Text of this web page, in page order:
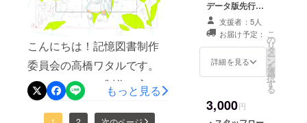
は、たった3人の企画でした
が、気付けばエンディング
ロールには100名以上の方の
お名前を掲載するまでにな
り、多くの方に助けても
アニメ制作の最初の一歩を
後押しして下さったパトロ
ンの皆様には本当に感謝し
ております。 この世に一つ
しかないオリジナルのアニ
を入れて、近日中には公開
出来るかと思います！ 前回
おみせしたセル画もこんな
感じにしあがっておりま
す。 色々とキャプチャー画
像は撮ったんですが、やは
こんにちは！記憶図書制作
委員会の高橋ワタルです。
アニメーション制作の方は
大分佳境に入り始めまし
もっと見る
剛、打越鋼
太郎、大河
内一楼、
プ・K・
貴志祐介、
伊坂幸太郎
データ版先行サ
ウンドトラック
支援者：5人
お届け予定：
詳細を見る
こ
の
リ
タ
ー
ン
を
選
択
す
る
3,000円